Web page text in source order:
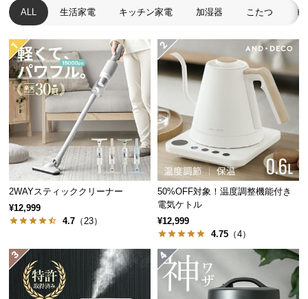
て
搬
入
経
路
に
つ
い
て
返
品・
キ
セ
ル
に
ALL 生活家電 キッチン家電 加湿器 こたつ ヒ
2WAYスティッククリーナー
¥12,999
4.7 （23）
50%OFF対象！温度調整機能付き
電気ケトル
¥12,999
4.75 （4）